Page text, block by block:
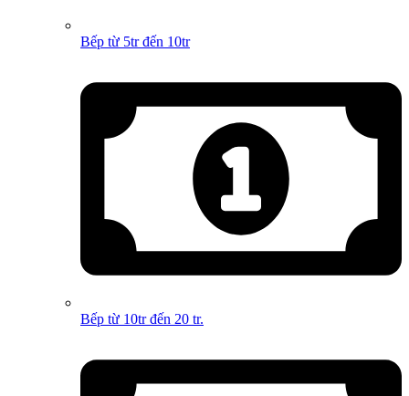
Bếp từ 5tr đến 10tr
Bếp từ 10tr đến 20 tr.